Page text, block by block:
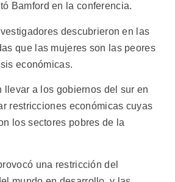
Bamford en la conferencia.
descubrieron en las
que las mujeres son las peores
económicas.
llevar a los gobiernos del sur en
restricciones económicas cuyas
los sectores pobres de la
una restricción del